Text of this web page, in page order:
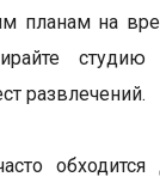
планам на
развлечений.